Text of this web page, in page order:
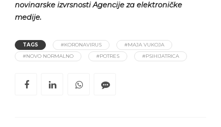
novinarske izvrsnosti Agencije za elektroničke
medije.
TAGS #KORONAVIRUS
#MAJA VUKOJA
#NOVO NORMALNO
#POTRES #PSIHIJATRICA